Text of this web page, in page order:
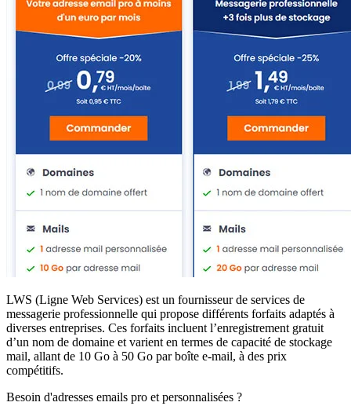
LWS (Ligne Web Services) est un fournisseur de services de
messagerie professionnelle qui propose différents forfaits adaptés à
diverses entreprises. Ces forfaits incluent l’enregistrement gratuit
d’un nom de domaine et varient en termes de capacité de stockage
mail, allant de 10 Go à 50 Go par boîte e-mail, à des prix
compétitifs.
Besoin d'adresses emails pro et personnalisées ?